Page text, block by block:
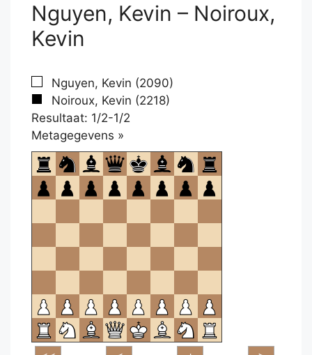
Nguyen, Kevin – Noiroux,
Kevin
Nguyen, Kevin (2090)
Noiroux, Kevin (2218)
Resultaat: 1/2-1/2
Metagegevens »
om
te
openen.